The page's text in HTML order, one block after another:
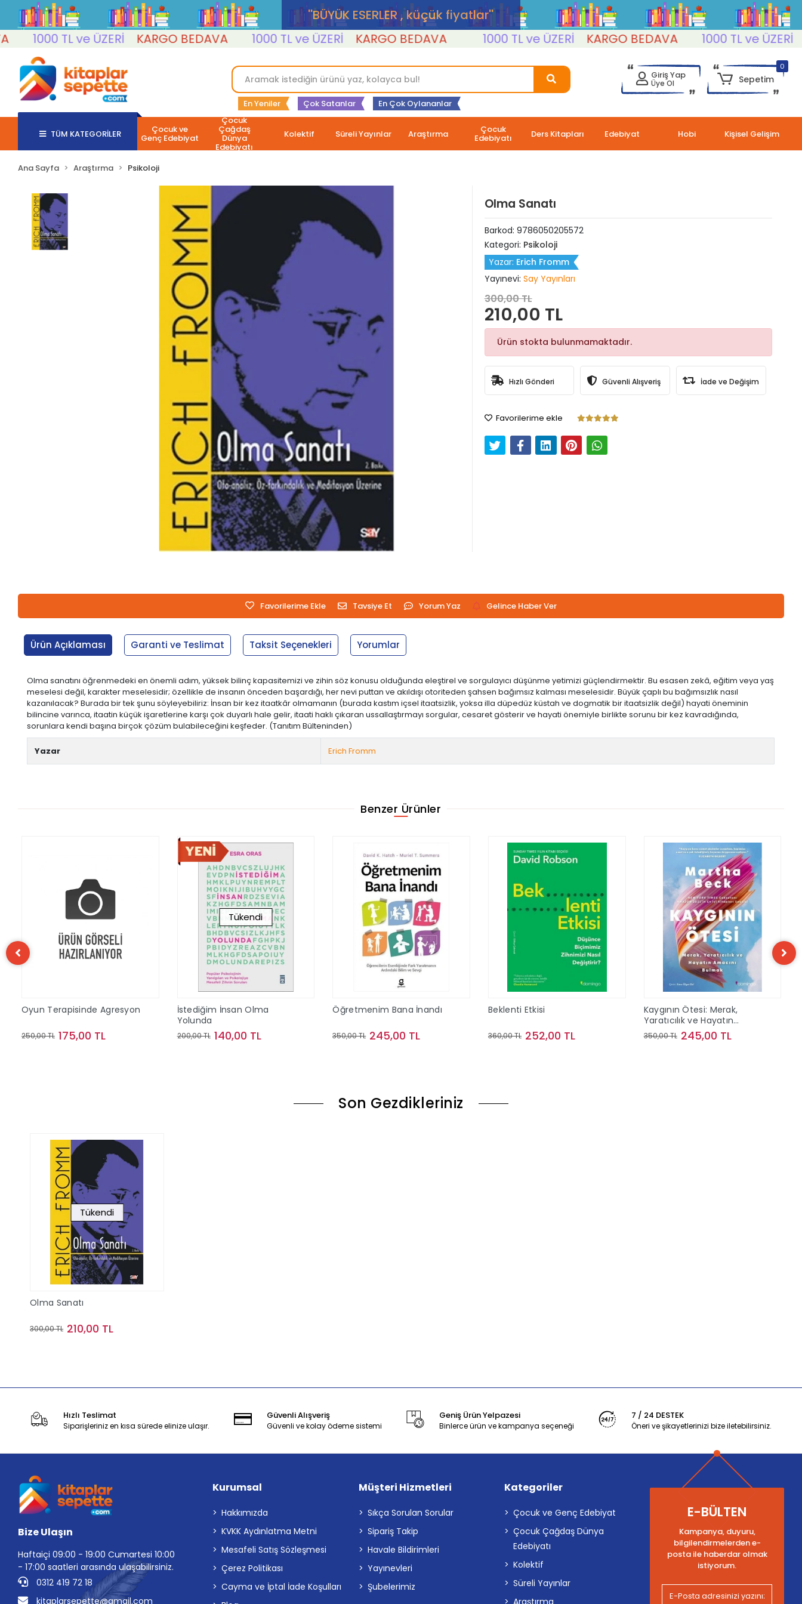
''BÜYÜK ESERLER , küçük fiyatlar''
1000 TL ve ÜZERİ
KARGO BEDAVA 1000 TL ve ÜZERİ KARGO BEDAVA 1000 TL ve ÜZERİ KARGO BEDAVA 1000 TL ve ÜZERİ
En Yeniler Çok Satanlar En Çok Oylananlar
Giriş Yap
Üye Ol
0
Sepetim
TÜM KATEGORİLER Çocuk ve
Genç Edebiyat
Çocuk
Çağdaş
Dünya
Edebiyatı
Kolektif Süreli Yayınlar Araştırma Çocuk
Edebiyatı Ders Kitapları Edebiyat Hobi Kişisel Gelişim
Ana Sayfa Araştırma Psikoloji
Olma Sanatı
Barkod: 9786050205572
Kategori: Psikoloji
Yazar: Erich Fromm
Yayınevi: Say Yayınları
300,00 TL
210,00 TL
Ürün stokta bulunmamaktadır.
Hızlı Gönderi Güvenli Alışveriş İade ve Değişim
Favorilerime ekle
Favorilerime Ekle Tavsiye Et Yorum Yaz Gelince Haber Ver
Ürün Açıklaması Garanti ve Teslimat Taksit Seçenekleri Yorumlar
Olma sanatını öğrenmedeki en önemli adım, yüksek bilinç kapasitemizi ve zihin söz konusu olduğunda eleştirel ve sorgulayıcı düşünme yetimizi güçlendirmektir. Bu esasen zekâ, eğitim veya yaş
meselesi değil, karakter meselesidir; özellikle de insanın önceden başardığı, her nevi puttan ve akıldışı otoriteden şahsen bağımsız kalması meselesidir. Büyük çaplı bu bağımsızlık nasıl
kazanılacak? Burada bir tek şunu söyleyebiliriz: İnsan bir kez itaatkâr olmamanın (burada kastım içsel itaatsizlik, yoksa illa düpedüz küstah ve dogmatik bir itaatsizlik değil) hayati öneminin
bilincine varınca, itaatin küçük işaretlerine karşı çok duyarlı hale gelir, itaati haklı çıkaran ussallaştırmayı sorgular, cesaret gösterir ve hayati önemiyle birlikte sorunu bir kez kavradığında,
sorunlara kendi başına birçok çözüm bulabileceğini keşfeder. (Tanıtım Bülteninden)
Yazar Erich Fromm
Benzer Ürünler
Oyun Terapisinde Agresyon
250,00 TL 175,00 TL
Tükendi
İstediğim İnsan Olma
Yolunda
200,00 TL 140,00 TL
Öğretmenim Bana İnandı
350,00 TL 245,00 TL
Beklenti Etkisi
360,00 TL 252,00 TL
Kaygının Ötesi: Merak,
Yaratıcılık ve Hayatın
Amacını Bulmak
350,00 TL 245,00 TL
Son Gezdikleriniz
Tükendi
Olma Sanatı
300,00 TL 210,00 TL
Hızlı Teslimat
Siparişleriniz en kısa sürede elinize ulaşır.
Güvenli Alışveriş
Güvenli ve kolay ödeme sistemi
Geniş Ürün Yelpazesi
Binlerce ürün ve kampanya seçeneği
7 / 24 DESTEK
Öneri ve şikayetlerinizi bize iletebilirsiniz.
Bize Ulaşın
Haftaiçi 09:00 - 19:00 Cumartesi 10:00
- 17:00 saatleri arasında ulaşabilirsiniz.
0312 419 72 18
kitaplarsepette@gmail.com
Kurumsal
Hakkımızda
KVKK Aydınlatma Metni
Mesafeli Satış Sözleşmesi
Çerez Politikası
Cayma ve İptal İade Koşulları
Müşteri Hizmetleri
Sıkça Sorulan Sorular
Sipariş Takip
Havale Bildirimleri
Yayınevleri
Şubelerimiz
Kategoriler
Çocuk ve Genç Edebiyat
Çocuk Çağdaş Dünya
Edebiyatı
Kolektif
Süreli Yayınlar
E-BÜLTEN
Kampanya, duyuru,
bilgilendirmelerden e-
posta ile haberdar olmak
istiyorum.